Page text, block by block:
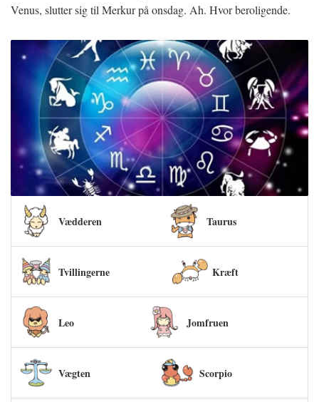
Venus, slutter sig til Merkur på onsdag. Ah. Hvor beroligende.
Vædderen Taurus
Tvillingerne Kræft
Leo Jomfruen
Vægten Scorpio